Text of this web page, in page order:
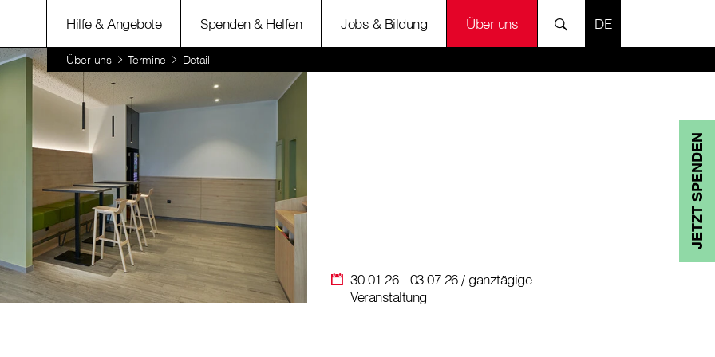
Hilfe & Angebote Spenden & Helfen Jobs & Bildung Über uns SPRACHE
Über uns Termine Detail
JETZT SPENDEN
30.01.26 - 03.07.26 / ganztägige
Veranstaltung